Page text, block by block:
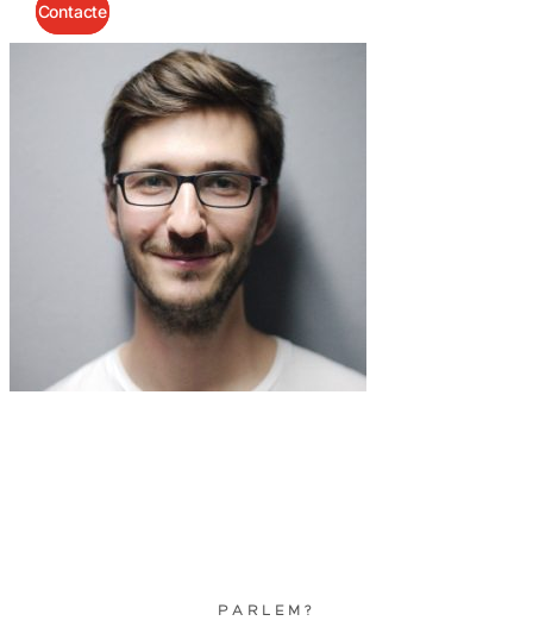
Contacte
PARLEM?